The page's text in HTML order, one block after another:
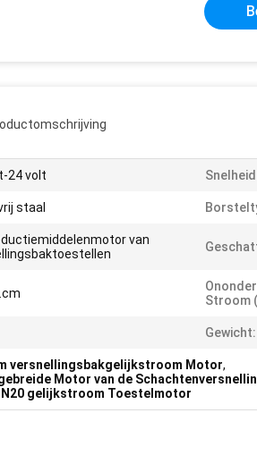
24 volt
staal
van
Stroom
Gewicht:
versnellingsbakgelijkstroom Motor,
Motor van de
N20 gelijkstroom Toestelmotor